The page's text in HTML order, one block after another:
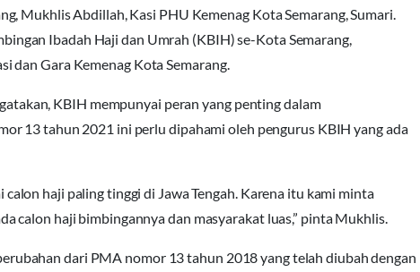
Mukhlis Abdillah, Kasi PHU Kemenag Kota Semarang, Sumari.
Ibadah Haji dan Umrah (KBIH) se-Kota Semarang,
dan Gara Kemenag Kota Semarang.
KBIH mempunyai peran yang penting dalam
13 tahun 2021 ini perlu dipahami oleh pengurus KBIH yang ada
haji paling tinggi di Jawa Tengah. Karena itu kami minta
calon haji bimbingannya dan masyarakat luas,” pinta Mukhlis.
dari PMA nomor 13 tahun 2018 yang telah diubah dengan